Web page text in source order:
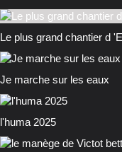
Le plus grand chantier d
Je marche sur les eaux
l'huma 2025